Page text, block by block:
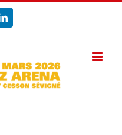
LinkedIn